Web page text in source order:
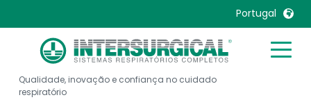
Portugal
United Kingdom
United States
Qualidade, inovação e confiança no cuidado
respiratório
de